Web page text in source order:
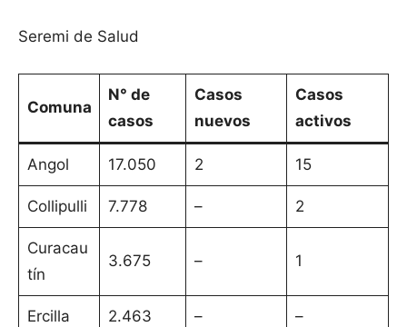
Seremi de Salud
Comuna
N° de
casos
Casos
nuevos
Casos
activos
Angol 17.050 2 15
Collipulli 7.778 – 2
Curacau
tín
3.675 – 1
Ercilla 2.463 – –